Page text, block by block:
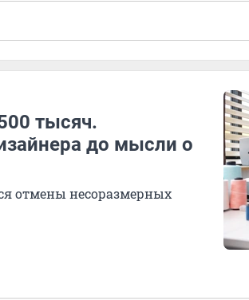
тысяч.
до мысли о
отмены несоразмерных